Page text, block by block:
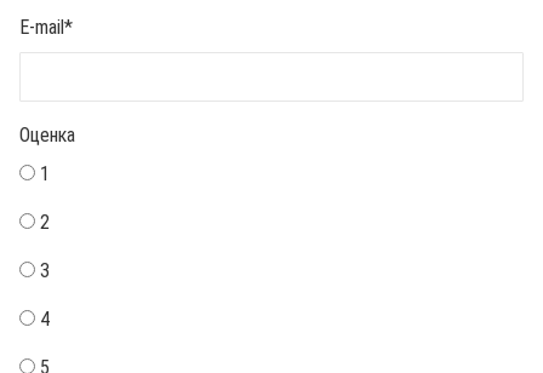
E-mail*
Оценка
1
2
3
4
5